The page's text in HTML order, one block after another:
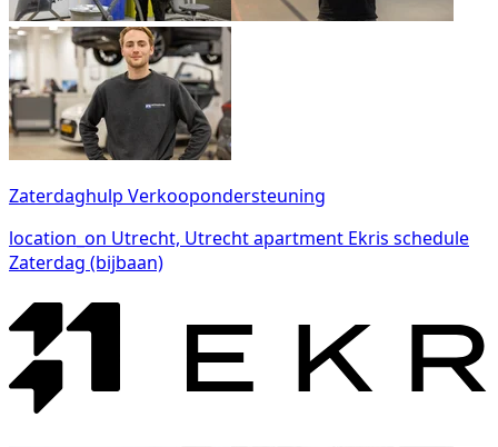
Zaterdaghulp Verkoopondersteuning
location_on Utrecht, Utrechtapartment Ekris schedule
Zaterdag (bijbaan)